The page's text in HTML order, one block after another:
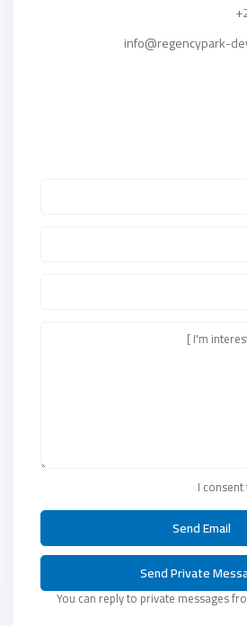
info@regencypark-
I
You can reply to private messages